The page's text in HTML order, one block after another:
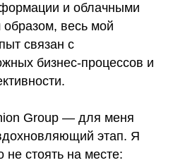
и облачными
весь мой
связан с
бизнес-процессов и
Group — для меня
этап. Я
не стоять на месте: